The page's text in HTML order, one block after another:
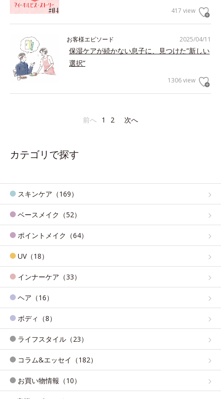
417 view
2025/04/11
お客様エピソード
保湿ケアが続かない息子に、見つけた”新しい
選択”
1306 view
前へ 1 2 次へ
カテゴリで探す
スキンケア（169）
ベースメイク（52）
ポイントメイク（64）
UV（18）
インナーケア（33）
ヘア（16）
ボディ（8）
ライフスタイル（23）
コラム&エッセイ（182）
お買い物情報（10）